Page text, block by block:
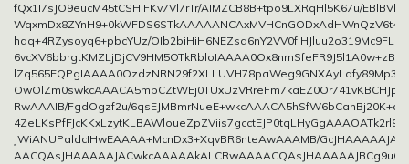
fQx1I7sJO9eucM45tCSHiFKv7Vl7rTr/AIMZCB8B+tpo9LXRqHl5K67u/
hdq+4RZysoyq6+pbcYUz/
RwAAAIB/FgdOgzf2u/
JWiANUPaldcIHwEAAAA+McnDx3+XqvBR6nteAwAAAMB/